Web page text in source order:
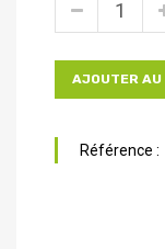
AJOUTER AU
Référence :